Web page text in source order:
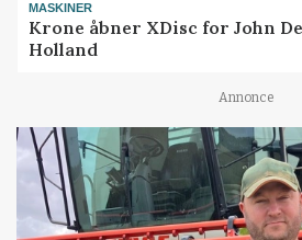
MASKINER
Krone åbner XDisc for John
Holland
Annonce